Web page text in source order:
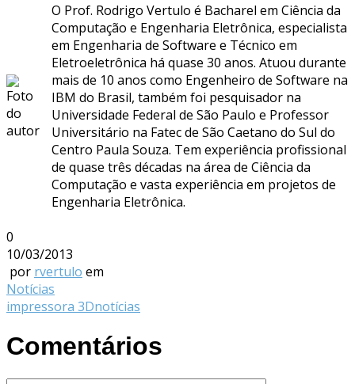
O Prof. Rodrigo Vertulo é Bacharel em Ciência da
Computação e Engenharia Eletrônica, especialista
em Engenharia de Software e Técnico em
Eletroeletrônica há quase 30 anos. Atuou durante
mais de 10 anos como Engenheiro de Software na
IBM do Brasil, também foi pesquisador na
Universidade Federal de São Paulo e Professor
Universitário na Fatec de São Caetano do Sul do
Centro Paula Souza. Tem experiência profissional
de quase três décadas na área de Ciência da
Computação e vasta experiência em projetos de
Engenharia Eletrônica.
0
10/03/2013
por rvertulo em
Notícias
impressora 3Dnotícias
Comentários